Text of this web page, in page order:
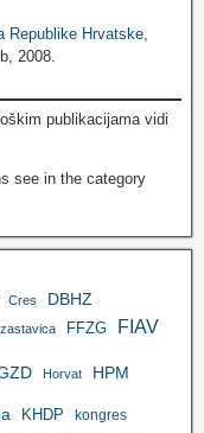
Republike Hrvatske
2008.
publikacijama vidi
see in the category
Cres DBHZ
FFZG FIAV
Horvat HPM
KHDP kongres